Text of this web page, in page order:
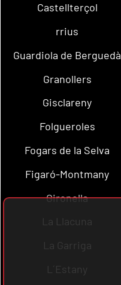
Castellterçol
rrius
Guardiola de Berguedà
Granollers
Gisclareny
Folgueroles
Fogars de la Selva
Figaró-Montmany
Gironella
La Llacuna
La Garriga
L´Estany